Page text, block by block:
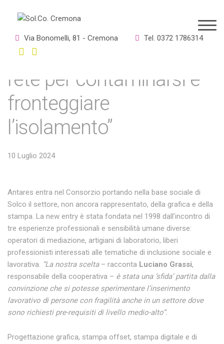
Via Bonomelli, 81 - Cremona Tel. 0372 1786314
Antares nel Consorzio
Solco. “Entrare in una
rete per contaminarsi e
fronteggiare
l’isolamento”
10 Luglio 2024
Antares entra nel Consorzio portando nella base sociale di
Solco il settore, non ancora rappresentato, della grafica e della
stampa. La new entry è stata fondata nel 1998 dall’incontro di
tre esperienze professionali e sensibilità umane diverse:
operatori di mediazione, artigiani di laboratorio, liberi
professionisti interessati alle tematiche di inclusione sociale e
lavorativa. “La nostra scelta– racconta Luciano Grassi,
responsabile della cooperativa – è stata una ‘sfida’ partita dalla
convinzione che si potesse sperimentare l’inserimento
lavorativo di persone con fragilità anche in un settore dove
sono richiesti pre-requisiti di livello medio-alto”.
Progettazione grafica, stampa offset, stampa digitale e di